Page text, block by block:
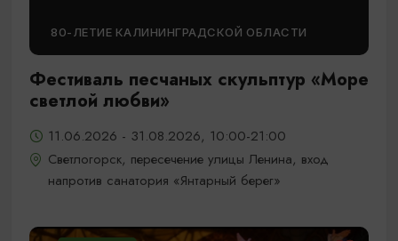
80-ЛЕТИЕ КАЛИНИНГРАДСКОЙ ОБЛАСТИ
Фестиваль песчаных скульптур «Море
светлой любви»
11.06.2026 - 31.08.2026, 10:00-21:00
Светлогорск, пересечение улицы Ленина, вход
напротив санатория «Янтарный берег»